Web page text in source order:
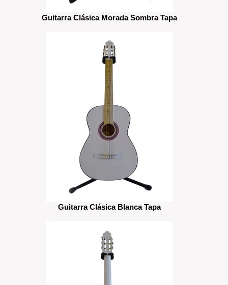
Guitarra Clásica Morada Sombra Tapa
Guitarra Clásica Blanca Tapa